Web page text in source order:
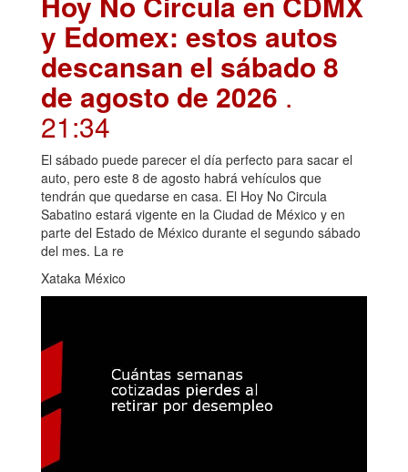
y Edomex: estos autos
descansan el sábado 8
de agosto de 2026 .
21:34
El sábado puede parecer el día perfecto para sacar el
auto, pero este 8 de agosto habrá vehículos que
tendrán que quedarse en casa. El Hoy No Circula
Sabatino estará vigente en la Ciudad de México y en
parte del Estado de México durante el segundo sábado
del mes. La re
Xataka México